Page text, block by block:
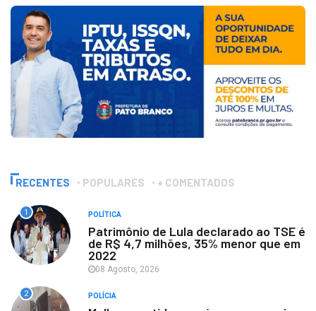
RECENTES POPULARES + COMENTADOS
1 POLÍTICA
Patrimônio de Lula declarado ao TSE é
de R$ 4,7 milhões, 35% menor que em
2022
08 Agosto, 2026
2 POLÍCIA